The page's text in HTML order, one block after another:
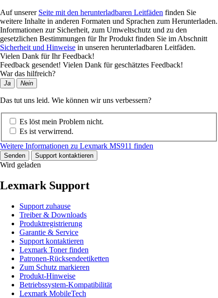
Auf unserer Seite mit den herunterladbaren Leitfäden finden Sie
weitere Inhalte in anderen Formaten und Sprachen zum Herunterladen.
Informationen zur Sicherheit, zum Umweltschutz und zu den
gesetzlichen Bestimmungen für Ihr Produkt finden Sie im Abschnitt
Sicherheit und Hinweise in unseren herunterladbaren Leitfäden.
Vielen Dank für Ihr Feedback!
Feedback gesendet! Vielen Dank für geschätztes Feedback!
War das hilfreich?
Ja Nein
Das tut uns leid. Wie können wir uns verbessern?
Es löst mein Problem nicht.
Es ist verwirrend.
Weitere Informationen zu Lexmark MS911 finden
Senden Support kontaktieren
Wird geladen
Lexmark Support
Support zuhause
Treiber & Downloads
Produktregistrierung
Garantie & Service
Support kontaktieren
Lexmark Toner finden
Patronen-Rücksendeetiketten
Zum Schutz markieren
Produkt-Hinweise
Betriebssystem-Kompatibilität
Lexmark MobileTech